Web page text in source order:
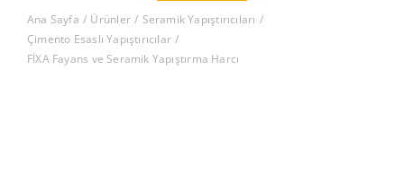
Dokümanlar
Referanslar
Ana Sayfa Ürünler
Seramik Yapıştırıcıları
Çimento Esaslı Yapıştırıcılar
FİXA Fayans ve Seramik Yapıştırma Harcı